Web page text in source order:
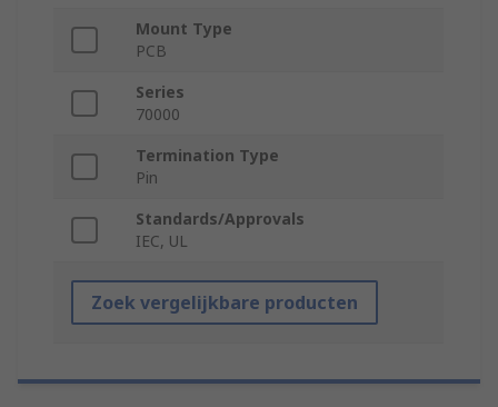
Mount Type
PCB
Series
70000
Termination Type
Pin
Standards/Approvals
IEC, UL
Zoek vergelijkbare producten